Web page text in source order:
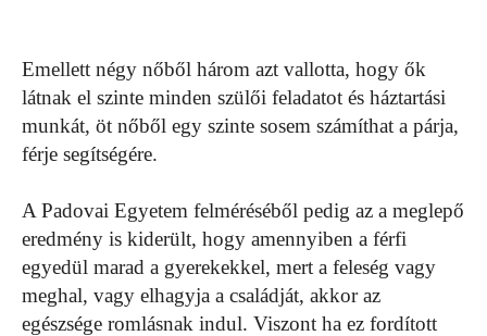
Emellett négy nőből három azt vallotta, hogy ők
látnak el szinte minden szülői feladatot és háztartási
munkát, öt nőből egy szinte sosem számíthat a párja,
férje segítségére.
A Padovai Egyetem felméréséből pedig az a meglepő
eredmény is kiderült, hogy amennyiben a férfi
egyedül marad a gyerekekkel, mert a feleség vagy
meghal, vagy elhagyja a családját, akkor az
egészsége romlásnak indul. Viszont ha ez fordított